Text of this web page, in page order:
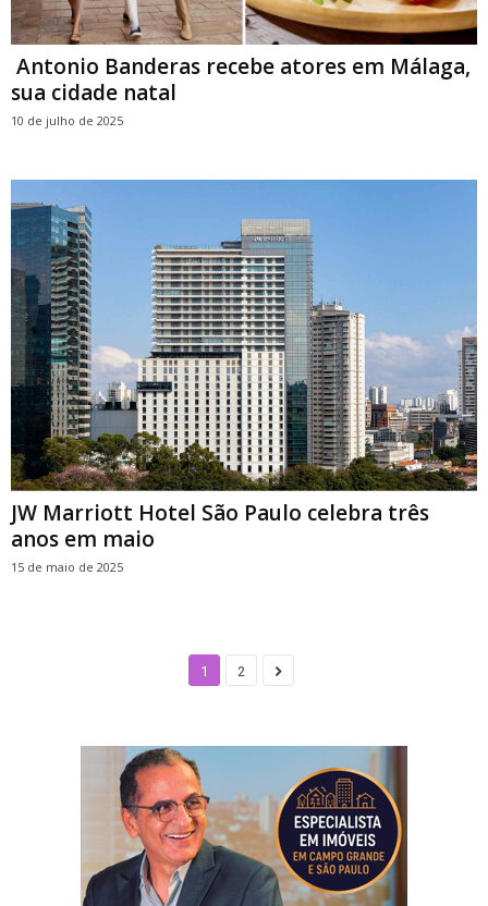
Antonio Banderas recebe atores em Málaga,
sua cidade natal
10 de julho de 2025
JW Marriott Hotel São Paulo celebra três
anos em maio
15 de maio de 2025
1 2